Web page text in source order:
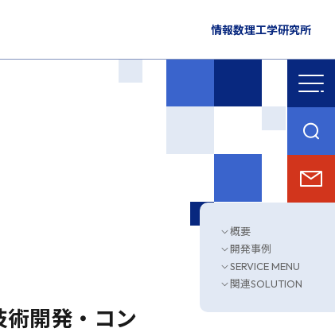
情報数理工学研究所
概要
開発事例
SERVICE MENU
関連SOLUTION
術開発・コン